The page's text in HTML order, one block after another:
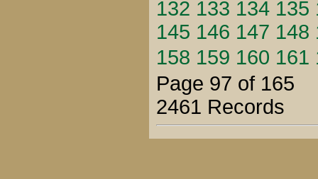
132 133 134 135
145 146 147 148
158 159 160 161
Page 97 of 165
2461 Records